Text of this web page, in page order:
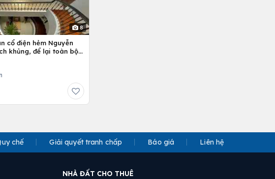
8
cổ điện hẻm Nguyễn
khủng, để lại toàn bộ
chế Giải quyết tranh chấp Báo giá Liên hệ
NHÀ ĐẤT CHO THUÊ